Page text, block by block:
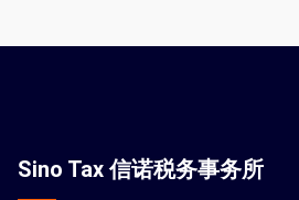
Sino Tax 信诺税务事务所